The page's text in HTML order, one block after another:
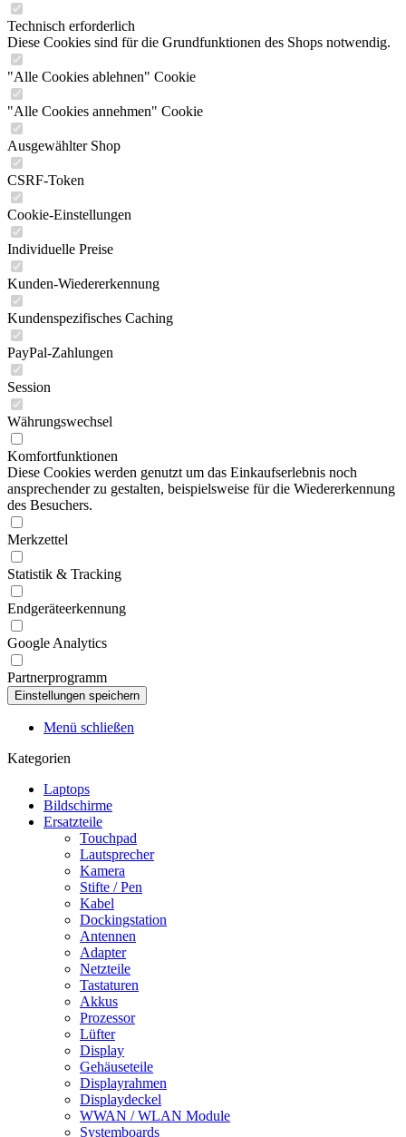
Technisch erforderlich
Diese Cookies sind für die Grundfunktionen des Shops notwendig.
"Alle Cookies ablehnen" Cookie
"Alle Cookies annehmen" Cookie
Ausgewählter Shop
CSRF-Token
Cookie-Einstellungen
Individuelle Preise
Kunden-Wiedererkennung
Kundenspezifisches Caching
PayPal-Zahlungen
Session
Währungswechsel
Komfortfunktionen
Diese Cookies werden genutzt um das Einkaufserlebnis noch
ansprechender zu gestalten, beispielsweise für die Wiedererkennung
des Besuchers.
Merkzettel
Statistik & Tracking
Endgeräteerkennung
Google Analytics
Partnerprogramm
Menü schließen
Kategorien
Laptops
Bildschirme
Ersatzteile
Touchpad
Lautsprecher
Kamera
Stifte / Pen
Kabel
Dockingstation
Antennen
Adapter
Netzteile
Tastaturen
Akkus
Prozessor
Lüfter
Display
Gehäuseteile
Displayrahmen
Displaydeckel
WWAN / WLAN Module
Systemboards